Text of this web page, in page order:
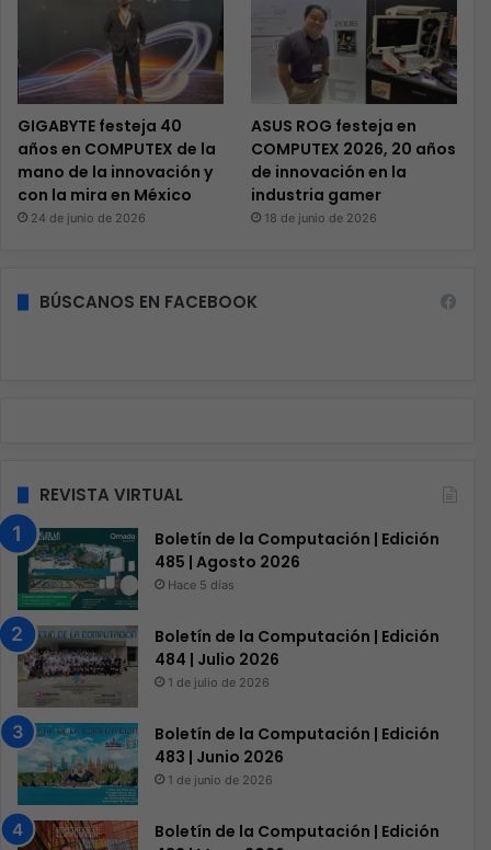
GIGABYTE festeja 40
años en COMPUTEX de la
mano de la innovación y
con la mira en México
24 de junio de 2026
ASUS ROG festeja en
COMPUTEX 2026, 20 años
de innovación en la
industria gamer
18 de junio de 2026
BÚSCANOS EN FACEBOOK
REVISTA VIRTUAL
Boletín de la Computación | Edición
485 | Agosto 2026
Hace 5 días
Boletín de la Computación | Edición
484 | Julio 2026
1 de julio de 2026
Boletín de la Computación | Edición
483 | Junio 2026
1 de junio de 2026
Boletín de la Computación | Edición